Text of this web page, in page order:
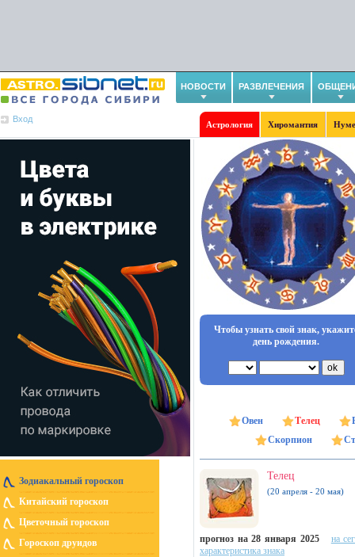
НОВОСТИ РАЗВЛЕЧЕНИЯ
Вход
Астрология Хиромантия
Зодиакальный гороскоп
Китайский гороскоп
Цветочный гороскоп
Гороскоп друидов
Чтобы узнать свой знак,
день рождения.
Овен Телец
Скорпион
Телец
(20 апреля - 20 мая)
прогноз на 28 января 2025
на
характеристика знака